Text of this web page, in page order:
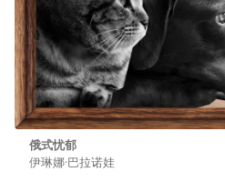
俄式忧郁
伊琳娜·巴拉诺娃